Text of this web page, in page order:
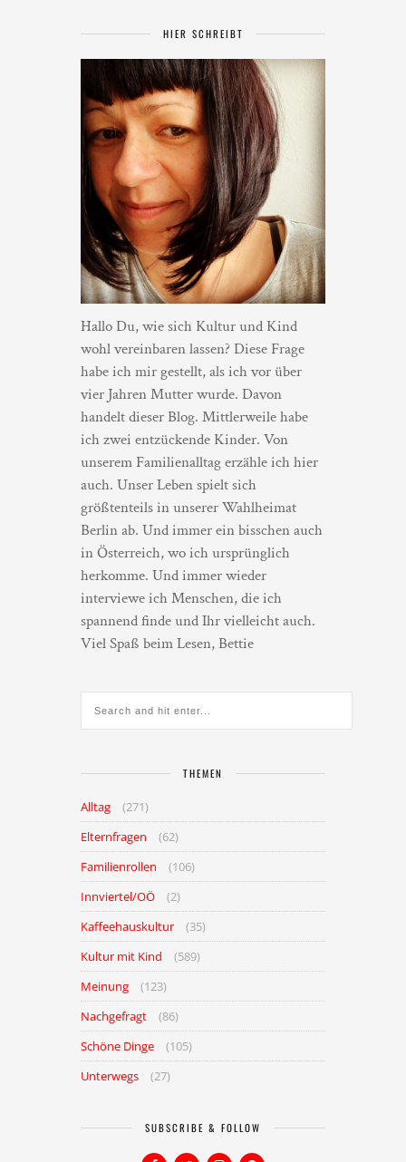
HIER SCHREIBT
Hallo Du, wie sich Kultur und Kind
wohl vereinbaren lassen? Diese Frage
habe ich mir gestellt, als ich vor über
vier Jahren Mutter wurde. Davon
handelt dieser Blog. Mittlerweile habe
ich zwei entzückende Kinder. Von
unserem Familienalltag erzähle ich hier
auch. Unser Leben spielt sich
größtenteils in unserer Wahlheimat
Berlin ab. Und immer ein bisschen auch
in Österreich, wo ich ursprünglich
herkomme. Und immer wieder
interviewe ich Menschen, die ich
spannend finde und Ihr vielleicht auch.
Viel Spaß beim Lesen, Bettie
THEMEN
Alltag
(271)
Elternfragen
(62)
Familienrollen
(106)
Innviertel/OÖ
(2)
Kaffeehauskultur
(35)
Kultur mit Kind
(589)
Meinung
(123)
Nachgefragt
(86)
Schöne Dinge
(105)
Unterwegs
(27)
SUBSCRIBE & FOLLOW